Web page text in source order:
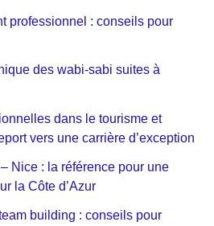
professionnel : conseils pour
des wabi-sabi suites à
dans le tourisme et
vers une carrière d’exception
Nice : la référence pour une
la Côte d’Azur
building : conseils pour